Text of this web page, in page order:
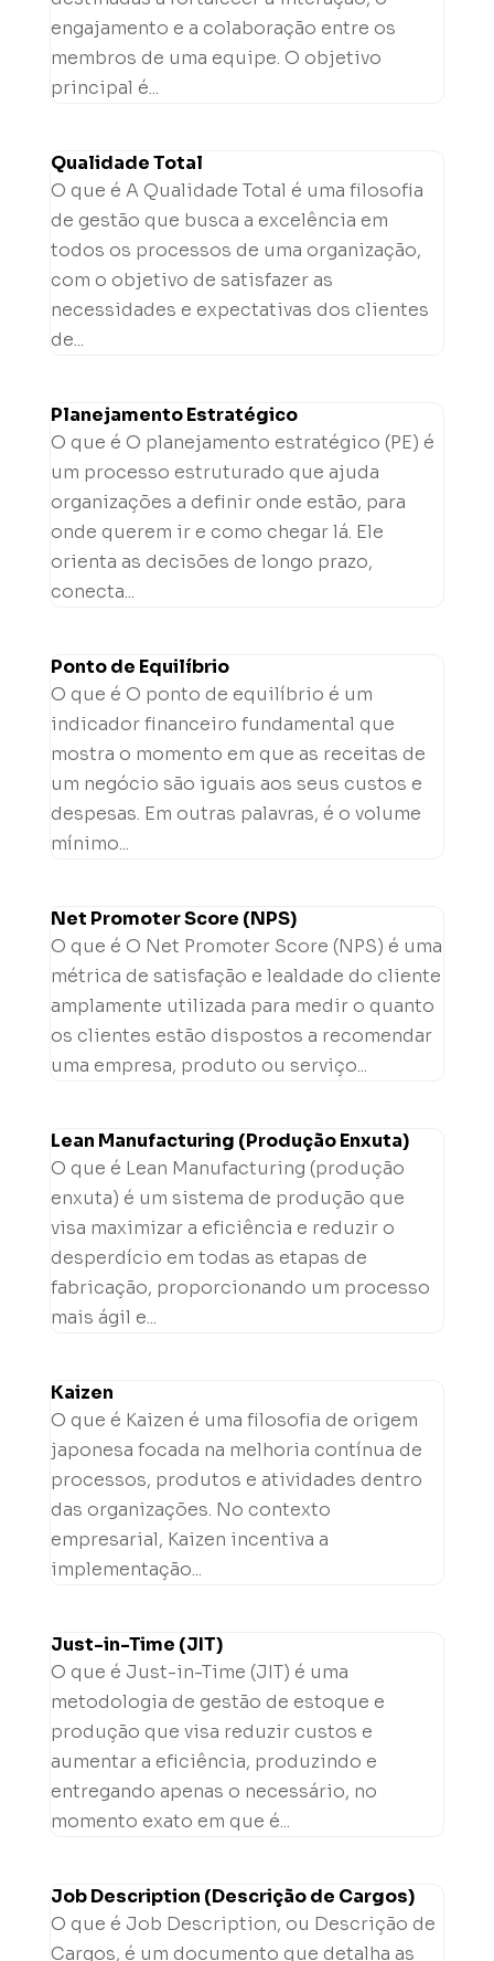
engajamento e a colaboração entre os
membros de uma equipe. O objetivo
principal é...
Qualidade Total
O que é A Qualidade Total é uma filosofia
de gestão que busca a excelência em
todos os processos de uma organização,
com o objetivo de satisfazer as
necessidades e expectativas dos clientes
de...
Planejamento Estratégico
O que é O planejamento estratégico (PE) é
um processo estruturado que ajuda
organizações a definir onde estão, para
onde querem ir e como chegar lá. Ele
orienta as decisões de longo prazo,
conecta...
Ponto de Equilíbrio
O que é O ponto de equilíbrio é um
indicador financeiro fundamental que
mostra o momento em que as receitas de
um negócio são iguais aos seus custos e
despesas. Em outras palavras, é o volume
mínimo...
Net Promoter Score (NPS)
O que é O Net Promoter Score (NPS) é uma
métrica de satisfação e lealdade do cliente
amplamente utilizada para medir o quanto
os clientes estão dispostos a recomendar
uma empresa, produto ou serviço...
Lean Manufacturing (Produção Enxuta)
O que é Lean Manufacturing (produção
enxuta) é um sistema de produção que
visa maximizar a eficiência e reduzir o
desperdício em todas as etapas de
fabricação, proporcionando um processo
mais ágil e...
Kaizen
O que é Kaizen é uma filosofia de origem
japonesa focada na melhoria contínua de
processos, produtos e atividades dentro
das organizações. No contexto
empresarial, Kaizen incentiva a
implementação...
Just-in-Time (JIT)
O que é Just-in-Time (JIT) é uma
metodologia de gestão de estoque e
produção que visa reduzir custos e
aumentar a eficiência, produzindo e
entregando apenas o necessário, no
momento exato em que é...
Job Description (Descrição de Cargos)
O que é Job Description, ou Descrição de
Cargos, é um documento que detalha as